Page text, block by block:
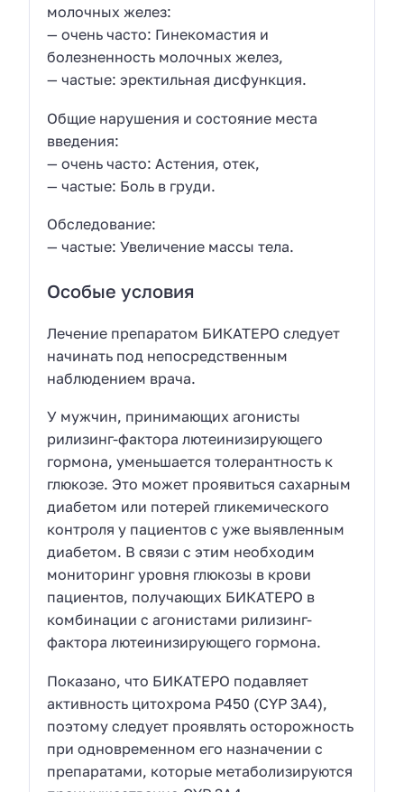
молочных желез:
— очень часто: Гинекомастия и
болезненность молочных желез,
— частые: эректильная дисфункция.
Общие нарушения и состояние места
введения:
— очень часто: Астения, отек,
— частые: Боль в груди.
Обследование:
— частые: Увеличение массы тела.
Особые условия
Лечение препаратом БИКАТЕРО следует
начинать под непосредственным
наблюдением врача.
У мужчин, принимающих агонисты
рилизинг-фактора лютеинизирующего
гормона, уменьшается толерантность к
глюкозе. Это может проявиться сахарным
диабетом или потерей гликемического
контроля у пациентов с уже выявленным
диабетом. В связи с этим необходим
мониторинг уровня глюкозы в крови
пациентов, получающих БИКАТЕРО в
комбинации с агонистами рилизинг-
фактора лютеинизирующего гормона.
Показано, что БИКАТЕРО подавляет
активность цитохрома Р450 (CYP 3A4),
поэтому следует проявлять осторожность
при одновременном его назначении с
препаратами, которые метаболизируются